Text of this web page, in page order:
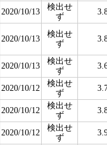
2020/10/13
検出せ
ず
2020/10/13
検出せ
ず
2020/10/13
検出せ
ず
2020/10/12
検出せ
ず
2020/10/12
検出せ
ず
2020/10/12
検出せ
ず